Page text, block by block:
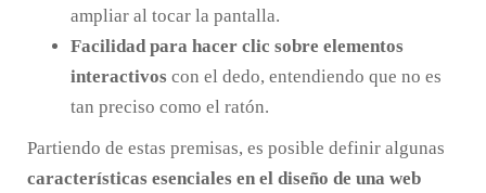
ampliar al tocar la pantalla.
Facilidad para hacer clic sobre elementos
interactivos con el dedo, entendiendo que no es
tan preciso como el ratón.
Partiendo de estas premisas, es posible definir algunas
características esenciales en el diseño de una web